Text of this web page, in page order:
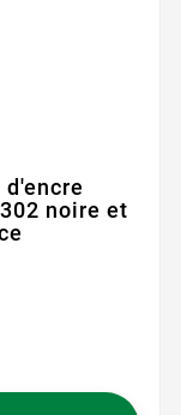
d'encre
noire et